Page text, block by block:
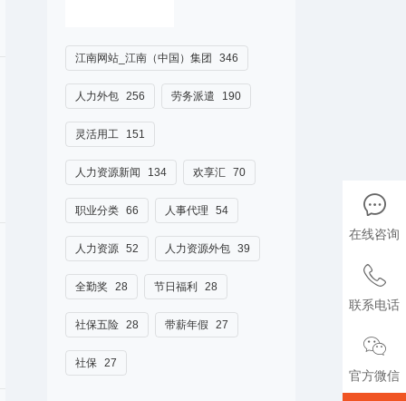
江南网站_江南（中国）集团 346
人力外包 256 劳务派遣 190
灵活用工 151
人力资源新闻 134 欢享汇 70
职业分类 66 人事代理 54
人力资源 52 人力资源外包 39
全勤奖 28 节日福利 28
社保五险 28 带薪年假 27
社保 27
在线咨询
联系电话
官方微信